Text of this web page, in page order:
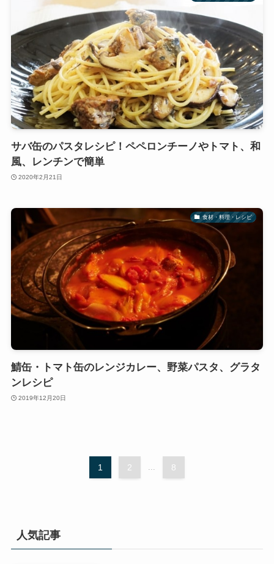
サバ缶のパスタレシピ！ペペロンチーノやトマト、和
風、レンチンで簡単
2020年2月21日
食材・料理・レシピ
鯖缶・トマト缶のレンジカレー、野菜パスタ、グラタ
ンレシピ
2019年12月20日
1 2 8
人気記事